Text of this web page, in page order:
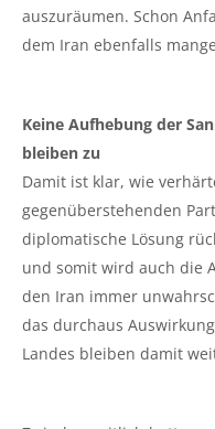
auszuräumen. Schon
dem Iran ebenfalls
Keine Aufhebung der
bleiben zu
Damit ist klar, wie
gegenüberstehenden
diplomatische Lösung
und somit wird auch die
den Iran immer
das durchaus
Landes bleiben damit